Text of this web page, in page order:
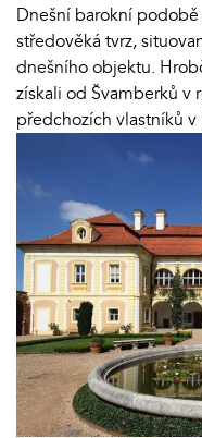
Dnešní barokní
středověká tvrz,
dnešního objektu.
získali od Švamberků v
předchozích vlastníků